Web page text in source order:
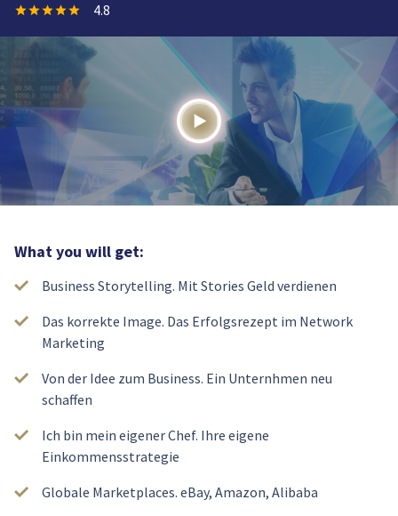
4.8
What you will get:
Business Storytelling. Mit Stories Geld verdienen
Das korrekte Image. Das Erfolgsrezept im Network
Marketing
Von der Idee zum Business. Ein Unternhmen neu
schaffen
Ich bin mein eigener Chef. Ihre eigene
Einkommensstrategie
Globale Marketplaces. eBay, Amazon, Alibaba